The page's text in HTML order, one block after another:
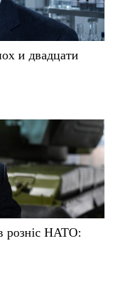
и двадцати
розніс НАТО: